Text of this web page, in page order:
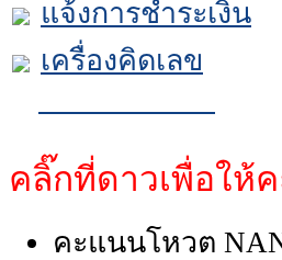
แจ้งการชำระเงิน
เครื่องคิดเลข
คลิ๊กที่ดาวเพื่อให้
คะแนนโหวต